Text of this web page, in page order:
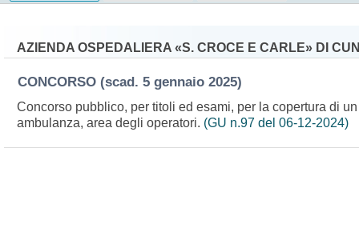
AZIENDA OSPEDALIERA «S. CROCE E CARLE» DI
CONCORSO (scad. 5 gennaio 2025)
Concorso pubblico, per titoli ed esami, per la copertura di
ambulanza, area degli operatori. (GU n.97 del 06-12-2024)